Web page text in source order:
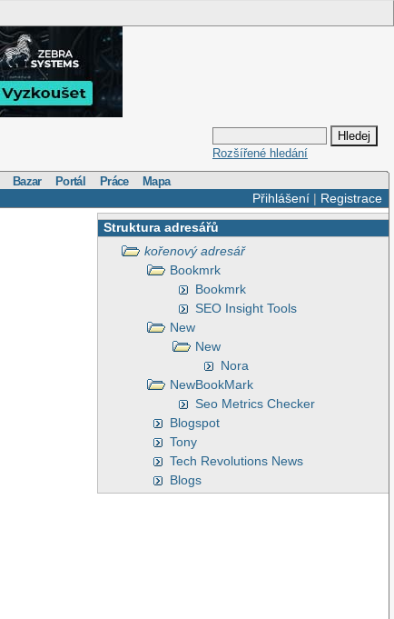
Rozšířené hledání
Bazar Portál Práce Mapa
Přihlášení| Registrace
Struktura adresářů
kořenový adresář
Bookmrk
Bookmrk
SEO Insight Tools
New
New
Nora
NewBookMark
Seo Metrics Checker
Blogspot
Tony
Tech Revolutions News
Blogs